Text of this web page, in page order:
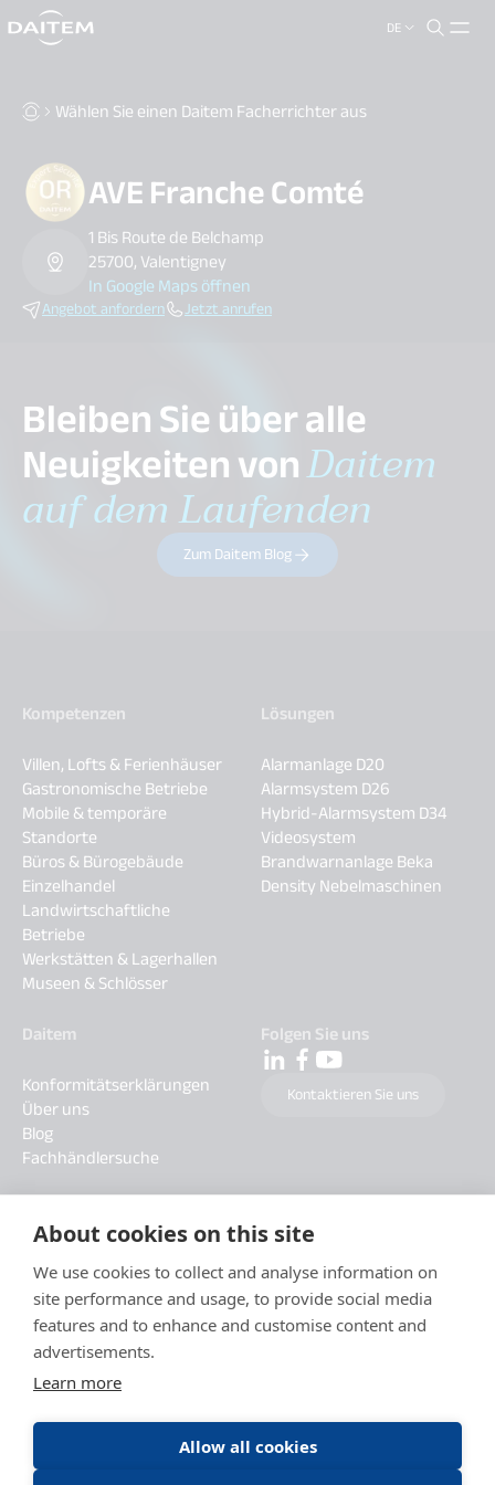
About cookies on this site
We use cookies to collect and analyse information on
site performance and usage, to provide social media
features and to enhance and customise content and
advertisements.
Learn more
Allow all cookies
DE
search.label
Wählen Sie einen Daitem Facherrichter aus
AVE Franche Comté
1 Bis Route de Belchamp
25700, Valentigney
In Google Maps öffnen
Angebot anfordern Jetzt anrufen
Bleiben Sie über alle
Neuigkeiten vonDaitem
auf dem Laufenden
Zum Daitem Blog
Kompetenzen
Villen, Lofts & Ferienhäuser
Gastronomische Betriebe
Mobile & temporäre
Standorte
Büros & Bürogebäude
Einzelhandel
Landwirtschaftliche
Betriebe
Werkstätten & Lagerhallen
Museen & Schlösser
Lösungen
Alarmanlage D20
Alarmsystem D26
Hybrid-Alarmsystem D34
Videosystem
Brandwarnanlage Beka
Density Nebelmaschinen
Daitem
Konformitätserklärungen
Über uns
Blog
Fachhändlersuche
Folgen Sie uns
Kontaktieren Sie uns